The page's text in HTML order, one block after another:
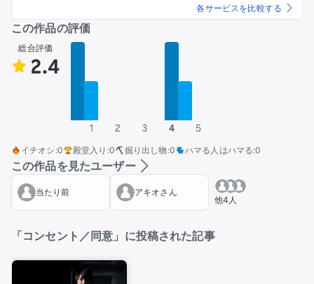
各サービスを比較する
この作品の評価
総合評価
2.4
1 2 3 4 5
イチオシ :0 殿堂入り :0 掘り出し物 :0 ハマる人はハマる:0
この作品を見たユーザー
当たり前 アキオさん
他4人
「コンセント／同意」に投稿された記事